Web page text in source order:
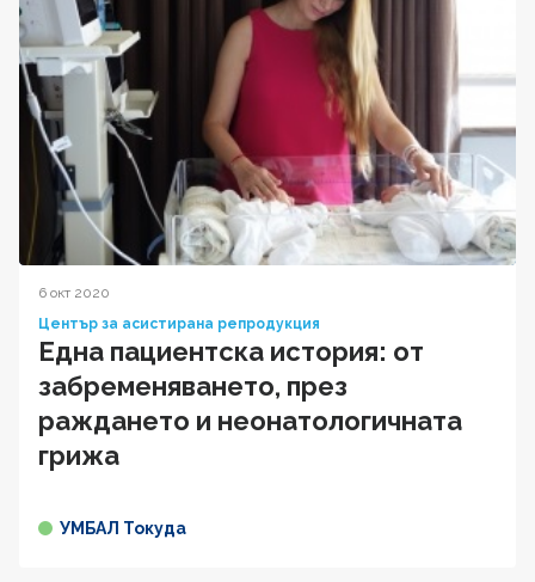
6 окт 2020
Център за асистирана репродукция
Една пациентска история: от
забременяването, през
раждането и неонатологичната
грижа
УМБАЛ Токуда